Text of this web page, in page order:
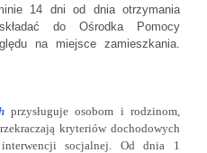
14 dni od dnia otrzymania
do Ośrodka Pomocy
na miejsce zamieszkania.
przysługuje osobom i rodzinom,
kryteriów dochodowych
socjalnej. Od dnia 1